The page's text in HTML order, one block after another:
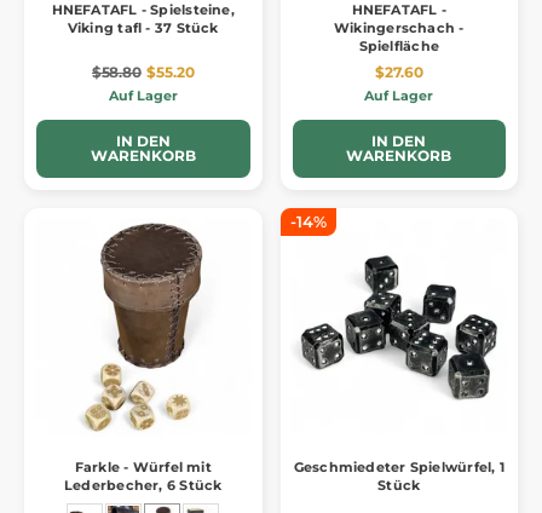
HNEFATAFL - Spielsteine,
Viking tafl - 37 Stück
$58.80 $55.20
Auf Lager
IN DEN
WARENKORB
HNEFATAFL -
Wikingerschach -
Spielfläche
$27.60
Auf Lager
IN DEN
WARENKORB
Farkle - Würfel mit
Lederbecher, 6 Stück
-14%
Geschmiedeter Spielwürfel, 1
Stück